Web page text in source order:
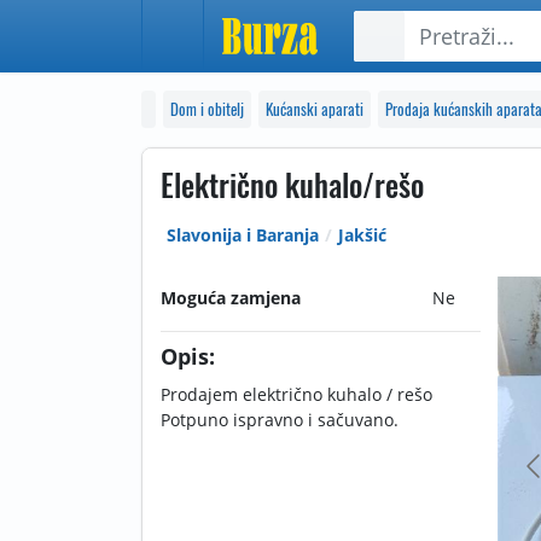
Dom i obitelj Kućanski aparati Prodaja kućanskih aparata
Električno kuhalo/rešo
Slavonija i Baranja Jakšić
Moguća zamjena Ne
Opis:
Prodajem električno kuhalo / rešo
Potpuno ispravno i sačuvano.